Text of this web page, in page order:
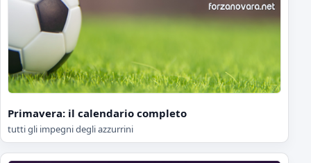
Primavera: il calendario completo
tutti gli impegni degli azzurrini